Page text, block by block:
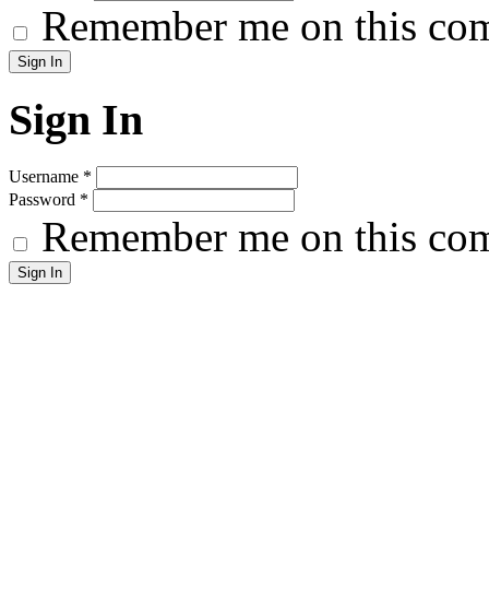
Remember me on this
Sign In
Username *
Password *
Remember me on this